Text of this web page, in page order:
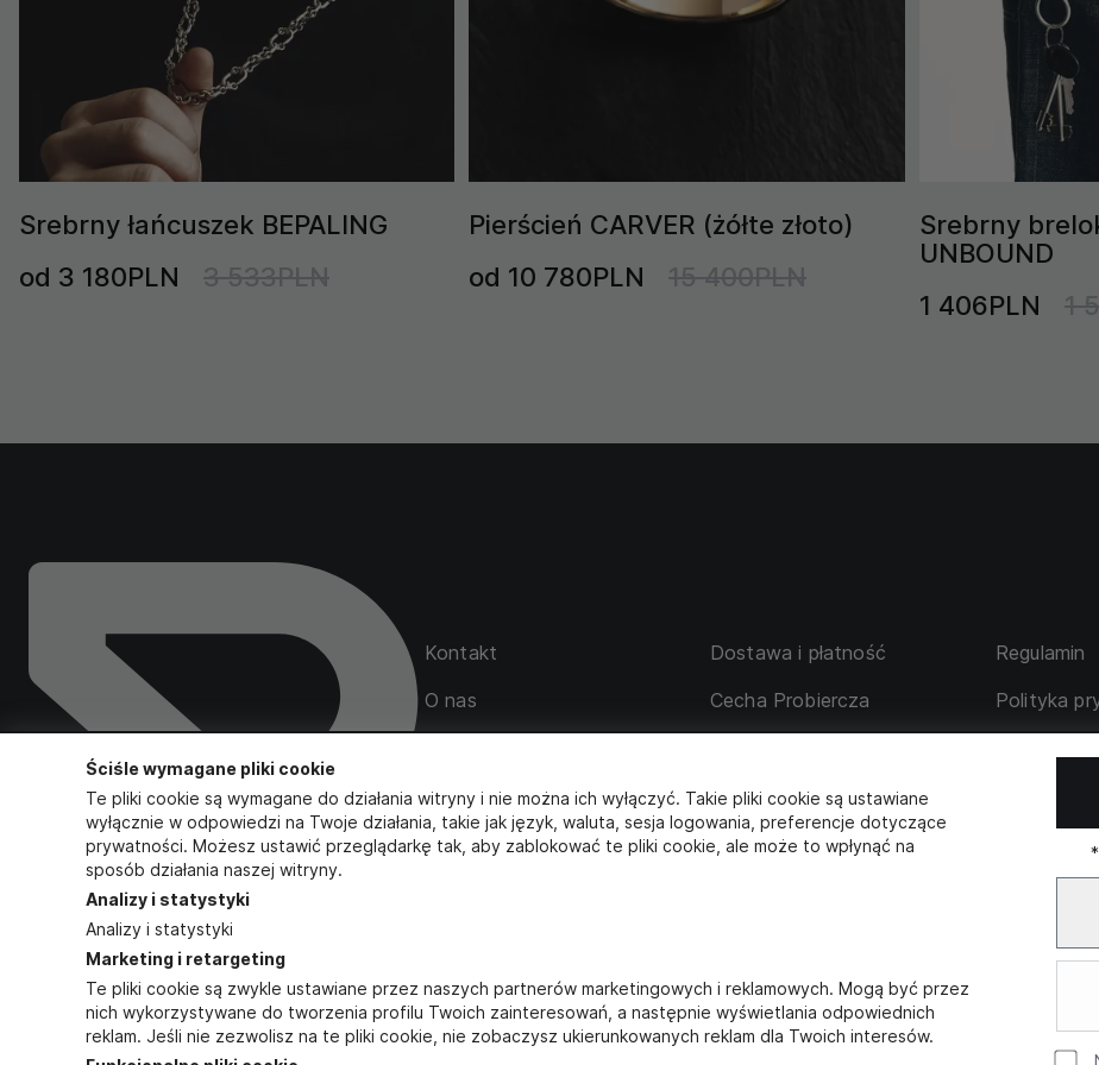
Srebrny łańcuszek BEPALING
od 3 180PLN
3 533PLN
Pierścień CARVER (żółte złoto)
od 10 780PLN
15 400PLN
Srebrny
UNBOUND
1 406PLN
1
Kontakt Dostawa i płatność
Regulamin
O nas
Cecha Probiercza
Polityka
Zamówienia korporacyjne
Współpraca z partnerami
/FACEBOOK
00-548 Warszawa
godziny
Ściśle wymagane pliki cookie
Te pliki cookie są wymagane do działania witryny i nie można ich wyłączyć. Takie pliki cookie są ustawiane
wyłącznie w odpowiedzi na Twoje działania, takie jak język, waluta, sesja logowania, preferencje dotyczące
prywatności. Możesz ustawić przeglądarkę tak, aby zablokować te pliki cookie, ale może to wpłynąć na
sposób działania naszej witryny.
Analizy i statystyki
Analizy i statystyki
Marketing i retargeting
Te pliki cookie są zwykle ustawiane przez naszych partnerów marketingowych i reklamowych. Mogą być przez
nich wykorzystywane do tworzenia profilu Twoich zainteresowań, a następnie wyświetlania odpowiednich
reklam. Jeśli nie zezwolisz na te pliki cookie, nie zobaczysz ukierunkowanych reklam dla Twoich interesów.